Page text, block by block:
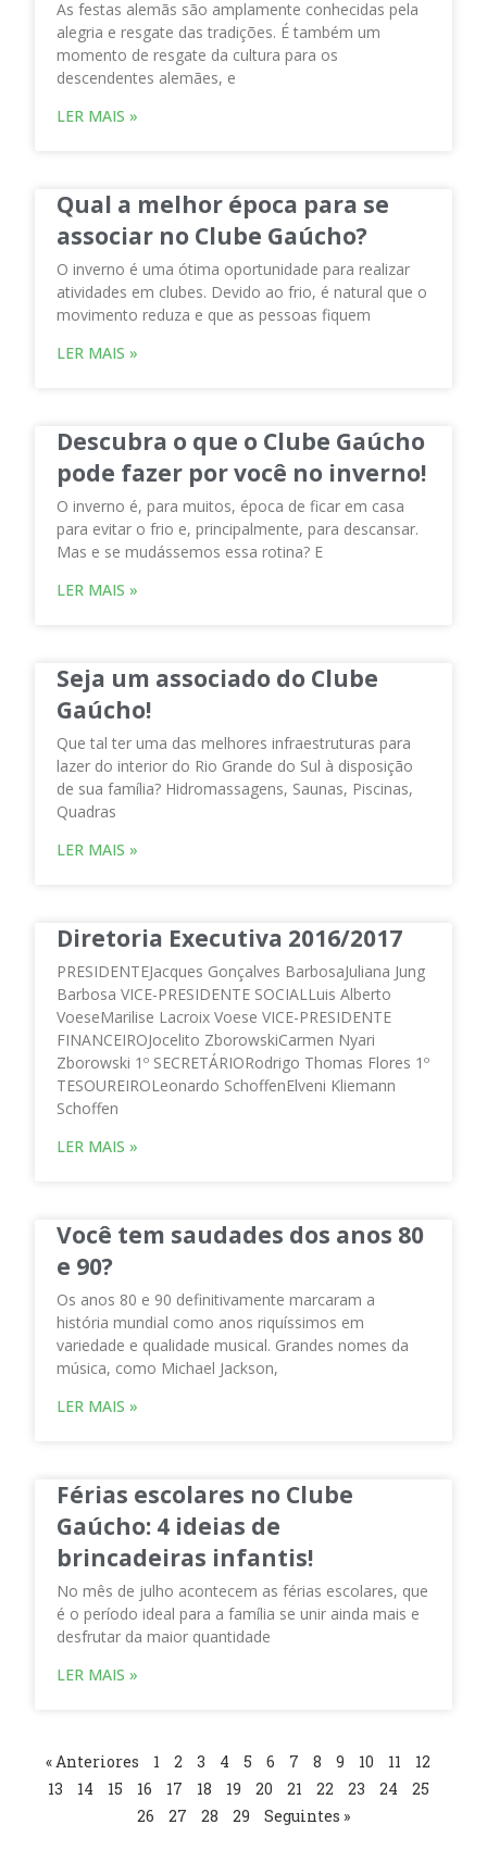
As festas alemãs são amplamente conhecidas pela
alegria e resgate das tradições. É também um
momento de resgate da cultura para os
descendentes alemães, e
LER MAIS »
Qual a melhor época para se
associar no Clube Gaúcho?
O inverno é uma ótima oportunidade para realizar
atividades em clubes. Devido ao frio, é natural que o
movimento reduza e que as pessoas fiquem
LER MAIS »
Descubra o que o Clube Gaúcho
pode fazer por você no inverno!
O inverno é, para muitos, época de ficar em casa
para evitar o frio e, principalmente, para descansar.
Mas e se mudássemos essa rotina? E
LER MAIS »
Seja um associado do Clube
Gaúcho!
Que tal ter uma das melhores infraestruturas para
lazer do interior do Rio Grande do Sul à disposição
de sua família? Hidromassagens, Saunas, Piscinas,
Quadras
LER MAIS »
Diretoria Executiva 2016/2017
PRESIDENTEJacques Gonçalves BarbosaJuliana Jung
Barbosa VICE-PRESIDENTE SOCIALLuis Alberto
VoeseMarilise Lacroix Voese VICE-PRESIDENTE
FINANCEIROJocelito ZborowskiCarmen Nyari
Zborowski 1º SECRETÁRIORodrigo Thomas Flores 1º
TESOUREIROLeonardo SchoffenElveni Kliemann
Schoffen
LER MAIS »
Você tem saudades dos anos 80
e 90?
Os anos 80 e 90 definitivamente marcaram a
história mundial como anos riquíssimos em
variedade e qualidade musical. Grandes nomes da
música, como Michael Jackson,
LER MAIS »
Férias escolares no Clube
Gaúcho: 4 ideias de
brincadeiras infantis!
No mês de julho acontecem as férias escolares, que
é o período ideal para a família se unir ainda mais e
desfrutar da maior quantidade
LER MAIS »
« Anteriores 1 2 3 4 5 6 7 8 9 10 11
12
13
14 15 16 17 18 19 20 21 22 23 24
25
26
27 28 29 Seguintes »